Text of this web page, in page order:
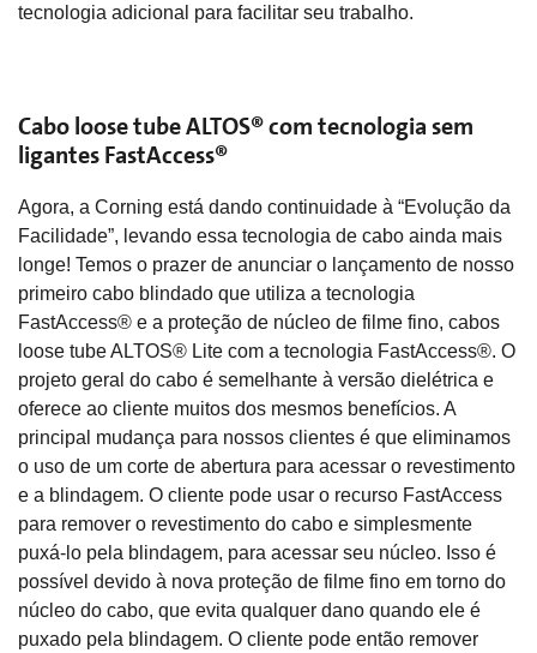
tecnologia adicional para facilitar seu trabalho.
Cabo loose tube ALTOS® com tecnologia sem
ligantes FastAccess®
Agora, a Corning está dando continuidade à “Evolução da
Facilidade”, levando essa tecnologia de cabo ainda mais
longe! Temos o prazer de anunciar o lançamento de nosso
primeiro cabo blindado que utiliza a tecnologia
FastAccess® e a proteção de núcleo de filme fino, cabos
loose tube ALTOS® Lite com a tecnologia FastAccess®. O
projeto geral do cabo é semelhante à versão dielétrica e
oferece ao cliente muitos dos mesmos benefícios. A
principal mudança para nossos clientes é que eliminamos
o uso de um corte de abertura para acessar o revestimento
e a blindagem. O cliente pode usar o recurso FastAccess
para remover o revestimento do cabo e simplesmente
puxá-lo pela blindagem, para acessar seu núcleo. Isso é
possível devido à nova proteção de filme fino em torno do
núcleo do cabo, que evita qualquer dano quando ele é
puxado pela blindagem. O cliente pode então remover